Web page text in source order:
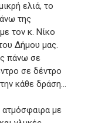
ελιά, το
της
τον κ. Νίκο
Δήμου μας.
πάνω σε
σε δέντρο
κάθε δράση…
ατμόσφαιρα με